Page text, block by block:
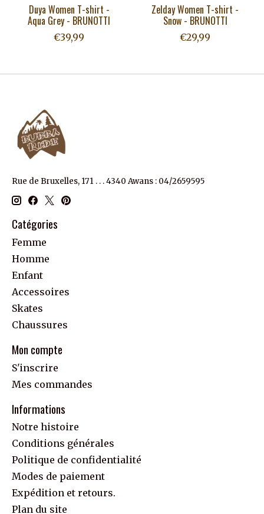
Duya Women T-shirt -
Aqua Grey - BRUNOTTI
€39,99
Zelday Women T-shirt -
Snow - BRUNOTTI
€29,99
Rue de Bruxelles, 171 . . . 4340 Awans : 04/2659595
Catégories
Femme
Homme
Enfant
Accessoires
Skates
Chaussures
Mon compte
S'inscrire
Mes commandes
Informations
Notre histoire
Conditions générales
Politique de confidentialité
Modes de paiement
Expédition et retours.
Plan du site